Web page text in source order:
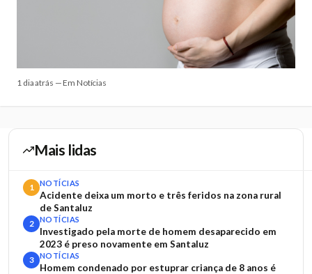
1 dia atrás — Em Notícias
Mais lidas
1 NOTÍCIAS
Acidente deixa um morto e três feridos na zona rural
de Santaluz
2 NOTÍCIAS
Investigado pela morte de homem desaparecido em
2023 é preso novamente em Santaluz
3 NOTÍCIAS
Homem condenado por estuprar criança de 8 anos é